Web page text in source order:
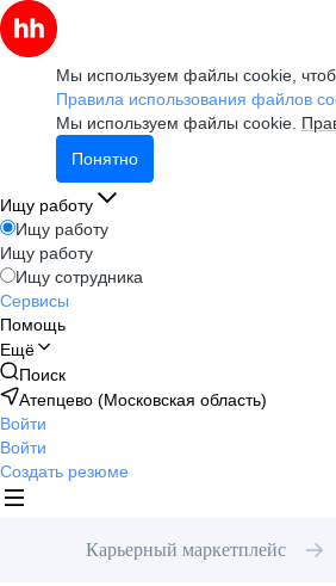
Мы используем файлы cookie,
Правила использования файлов
Мы используем файлы cookie.
Понятно
Ищу работу
Ищу работу
Ищу работу
Ищу сотрудника
Сервисы
Помощь
Ещё
Поиск
Атепцево (Московская область)
Войти
Войти
Создать резюме
Карьерный маркетплейс